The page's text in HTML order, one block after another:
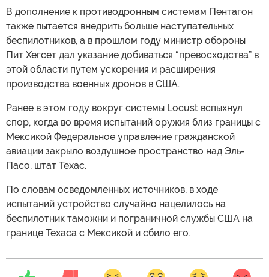
В дополнение к противодронным системам Пентагон
также пытается внедрить больше наступательных
беспилотников, а в прошлом году министр обороны
Пит Хегсет дал указание добиваться “превосходства” в
этой области путем ускорения и расширения
производства военных дронов в США.
Ранее в этом году вокруг системы Locust вспыхнул
спор, когда во время испытаний оружия близ границы с
Мексикой Федеральное управление гражданской
авиации закрыло воздушное пространство над Эль-
Пасо, штат Техас.
По словам осведомленных источников, в ходе
испытаний устройство случайно нацелилось на
беспилотник таможни и пограничной службы США на
границе Техаса с Мексикой и сбило его.